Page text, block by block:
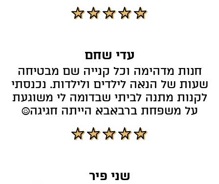
עדי שחם
חנות מדהימה וכל קנייה שם מבטיחה
שעות של הנאה לילדים ולילדות. נכנסתי
לקנות מתנה לביתי שבדומה לי משוגעת
על משפחת ברבאבא הייתה חגיגה☺
שני פיר